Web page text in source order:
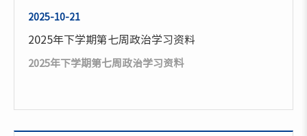
2025-10-21
2025年下学期第七周政治学习资料
2025年下学期第七周政治学习资料